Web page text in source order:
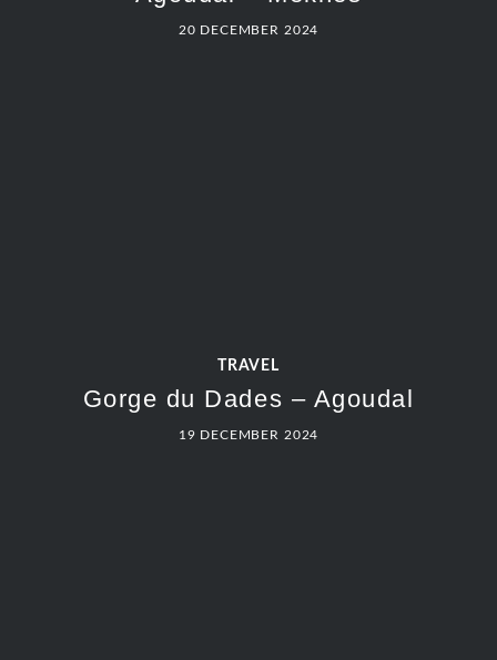
20 DECEMBER 2024
TRAVEL
Gorge du Dades – Agoudal
19 DECEMBER 2024